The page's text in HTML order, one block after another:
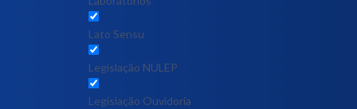
Lato Sensu
Legislação NULEP
Legislação Ouvidoria